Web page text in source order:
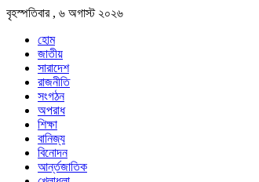
বৃহস্পতিবার , ৬ অগাস্ট ২০২৬
হোম
জাতীয়
সারাদেশ
রাজনীতি
সংগঠন
অপরাধ
শিক্ষা
বানিজ্য
বিনোদন
আর্ন্তজাতিক